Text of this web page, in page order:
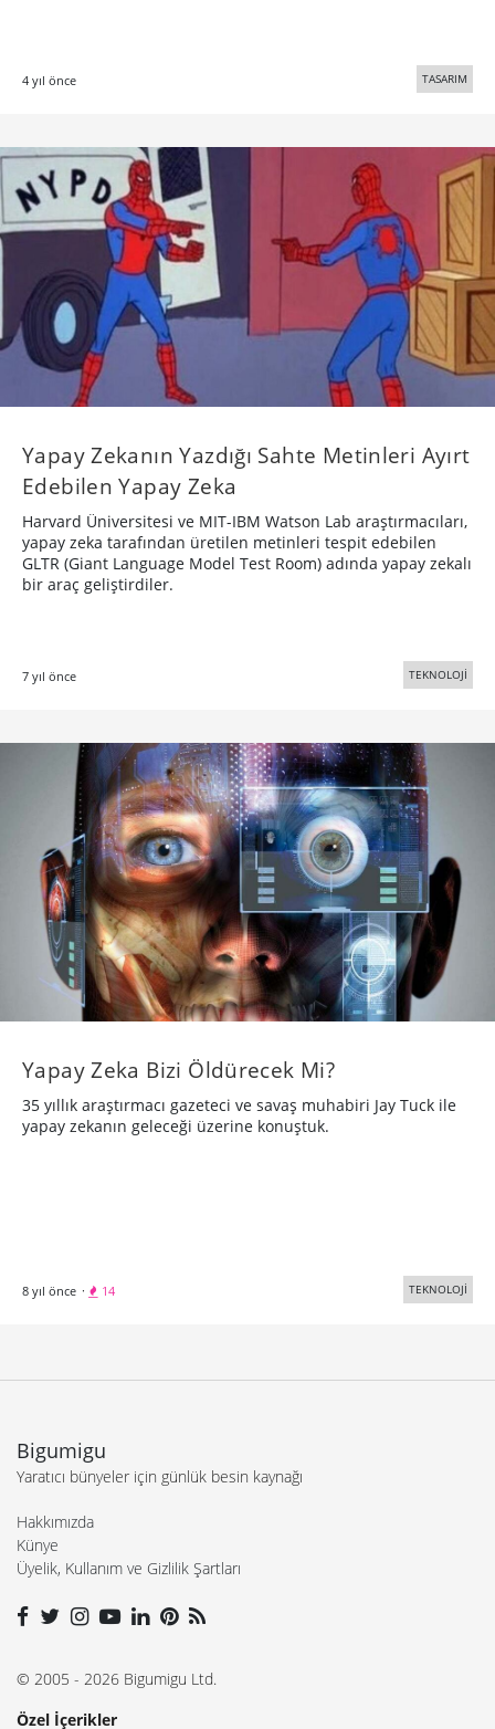
4 yıl önce TASARIM
Yapay Zekanın Yazdığı Sahte Metinleri Ayırt
Edebilen Yapay Zeka
Harvard Üniversitesi ve MIT-IBM Watson Lab araştırmacıları,
yapay zeka tarafından üretilen metinleri tespit edebilen
GLTR (Giant Language Model Test Room) adında yapay zekalı
bir araç geliştirdiler.
7 yıl önce TEKNOLOJİ
Yapay Zeka Bizi Öldürecek Mi?
35 yıllık araştırmacı gazeteci ve savaş muhabiri Jay Tuck ile
yapay zekanın geleceği üzerine konuştuk.
8 yıl önce · 14 TEKNOLOJİ
Bigumigu
Yaratıcı bünyeler için günlük besin kaynağı
Hakkımızda
Künye
Üyelik, Kullanım ve Gizlilik Şartları
© 2005 - 2026 Bigumigu Ltd.
Özel İçerikler